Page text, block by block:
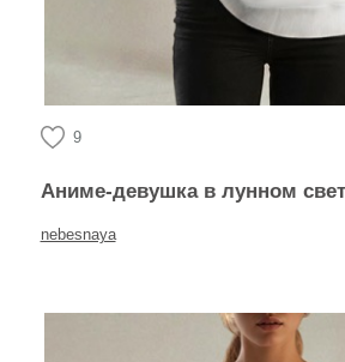
9
Аниме-девушка в лунном
nebesnaya